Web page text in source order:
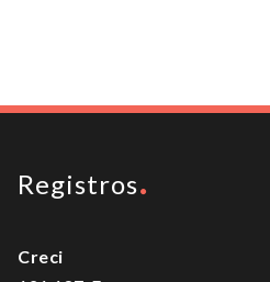
Registros
Creci